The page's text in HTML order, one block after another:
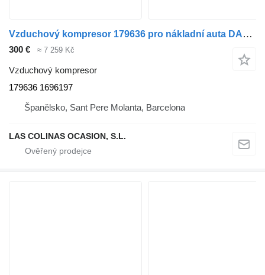
Vzduchový kompresor 179636 pro nákladní auta DAF Serie XF105.XXX
300 € ≈ 7 259 Kč
Vzduchový kompresor
179636 1696197
Španělsko, Sant Pere Molanta, Barcelona
LAS COLINAS OCASION, S.L.